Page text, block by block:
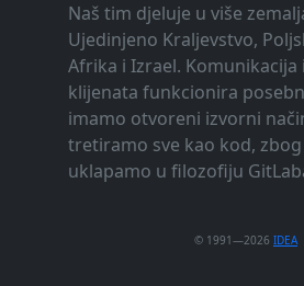
Naš tim djeluje u više
Ujedinjeno Kraljevstvo,
Afrika i Izrael.
klijenata funkcionira
imamo otvoreni izvorni
tretiramo sve kao kod,
uklapamo u filozofiju
© 1991—2026 IDEA